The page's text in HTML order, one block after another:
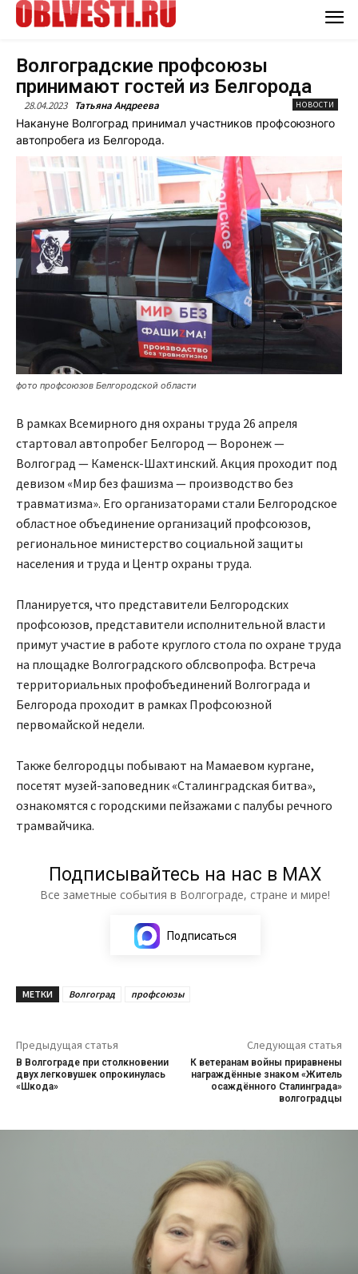
Волгоградские профсоюзы
принимают гостей из Белгорода
28.04.2023 Татьяна Андреева НОВОСТИ
Накануне Волгоград принимал участников профсоюзного
автопробега из Белгорода.
фото профсоюзов Белгородской области
В рамках Всемирного дня охраны труда 26 апреля
стартовал автопробег Белгород — Воронеж —
Волгоград — Каменск-Шахтинский. Акция проходит под
девизом «Мир без фашизма — производство без
травматизма». Его организаторами стали Белгородское
областное объединение организаций профсоюзов,
региональное министерство социальной защиты
населения и труда и Центр охраны труда.
Планируется, что представители Белгородских
профсоюзов, представители исполнительной власти
примут участие в работе круглого стола по охране труда
на площадке Волгоградского облсвопрофа. Встреча
территориальных профобъединений Волгограда и
Белгорода проходит в рамках Профсоюзной
первомайской недели.
Также белгородцы побывают на Мамаевом кургане,
посетят музей-заповедник «Сталинградская битва»,
ознакомятся с городскими пейзажами с палубы речного
трамвайчика.
Подписывайтесь на нас в МАХ
Все заметные события в Волгограде, стране и мире!
Подписаться
МЕТКИ Волгоград профсоюзы
Предыдущая статья
В Волгограде при столкновении
двух легковушек опрокинулась
«Шкода»
Следующая статья
К ветеранам войны приравнены
награждённые знаком «Житель
осаждённого Сталинграда»
волгоградцы